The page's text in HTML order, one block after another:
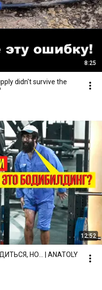
8:25
didn't survive the
12:52
НО... | ANATOLY